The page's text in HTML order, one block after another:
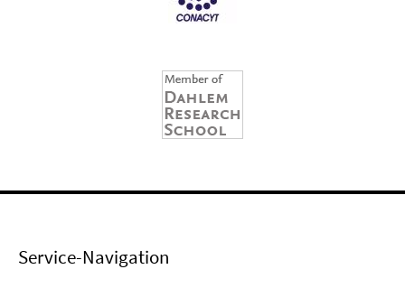
Service-Navigation